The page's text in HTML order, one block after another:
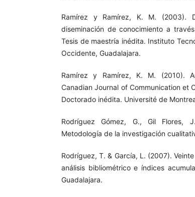
Ramírez y Ramírez, K. M. (2003).
diseminación de conocimiento a
Tesis de maestría inédita. Instituto
Occidente, Guadalajara.
Ramírez y Ramírez, K. M. (2010).
Canadian Journal of Communication et
Doctorado inédita. Université de
Rodríguez Gómez, G., Gil Flores,
Metodología de la investigación
Rodríguez, T. & García, L. (2007).
análisis bibliométrico e índices
Guadalajara.